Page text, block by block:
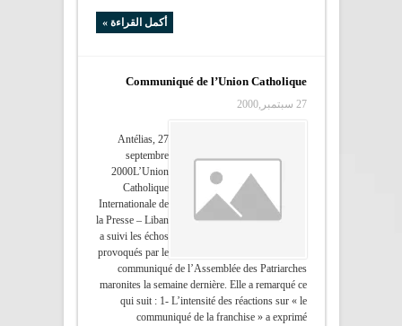
أكمل القراءة »
Communiqué de l’Union Catholique
27 سبتمبر,2000
Antélias, 27
septembre
2000L’Union
Catholique
Internationale de
la Presse – Liban
a suivi les échos
provoqués par le
communiqué de l’Assemblée des Patriarches
maronites la semaine dernière. Elle a remarqué ce
qui suit : 1- L’intensité des réactions sur « le
communiqué de la franchise » a exprimé